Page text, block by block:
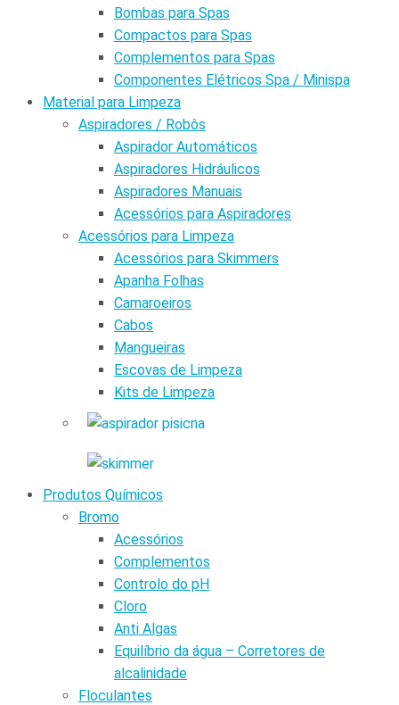
Bombas para Spas
Compactos para Spas
Complementos para Spas
Componentes Elétricos Spa / Minispa
Material para Limpeza
Aspiradores / Robôs
Aspirador Automáticos
Aspiradores Hidráulicos
Aspiradores Manuais
Acessórios para Aspiradores
Acessórios para Limpeza
Acessórios para Skimmers
Apanha Folhas
Camaroeiros
Cabos
Mangueiras
Escovas de Limpeza
Kits de Limpeza
Produtos Químicos
Bromo
Acessórios
Complementos
Controlo do pH
Cloro
Anti Algas
Equilíbrio da água – Corretores de
alcalinidade
Floculantes